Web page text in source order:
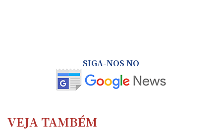
SIGA-NOS NO
VEJA TAMBÉM